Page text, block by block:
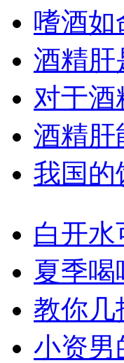
嗜酒
酒精肝
对于
酒精肝
我国的
白开
夏季喝
教你几
小资男